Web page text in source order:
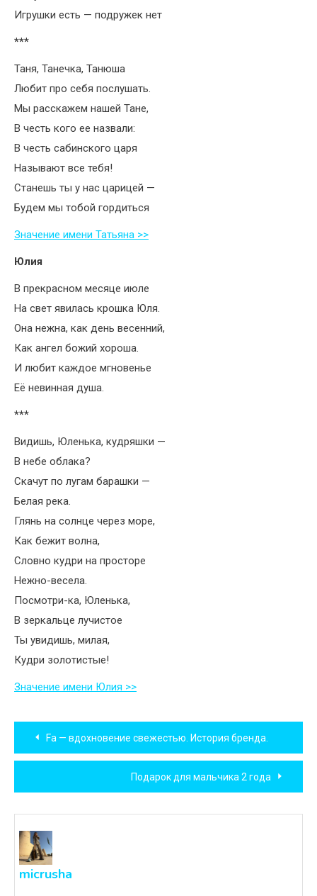
Игрушки есть — подружек нет
***
Таня, Танечка, Танюша
Любит про себя послушать.
Мы расскажем нашей Тане,
В честь кого ее назвали:
В честь сабинского царя
Называют все тебя!
Станешь ты у нас царицей —
Будем мы тобой гордиться
Значение имени Татьяна >>
Юлия
В прекрасном месяце июле
На свет явилась крошка Юля.
Она нежна, как день весенний,
Как ангел божий хороша.
И любит каждое мгновенье
Её невинная душа.
***
Видишь, Юленька, кудряшки —
В небе облака?
Скачут по лугам барашки —
Белая река.
Глянь на солнце через море,
Как бежит волна,
Словно кудри на просторе
Нежно-весела.
Посмотри-ка, Юленька,
В зеркальце лучистое
Ты увидишь, милая,
Кудри золотистые!
Значение имени Юлия >>
Навигация
по
записям
Fa — вдохновение свежестью. История бренда.
Подарок для мальчика 2 года
micrusha